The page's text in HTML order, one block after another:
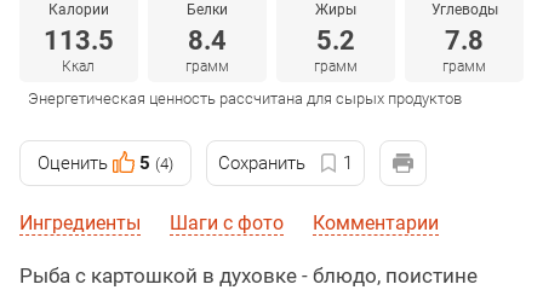
Калории
113.5
Ккал
Белки
8.4
грамм
Жиры
5.2
грамм
Углеводы
7.8
грамм
Энергетическая ценность рассчитана для сырых продуктов
Оценить 5 (4) Сохранить 1
Ингредиенты Шаги с фото Комментарии
Рыба с картошкой в духовке - блюдо, поистине